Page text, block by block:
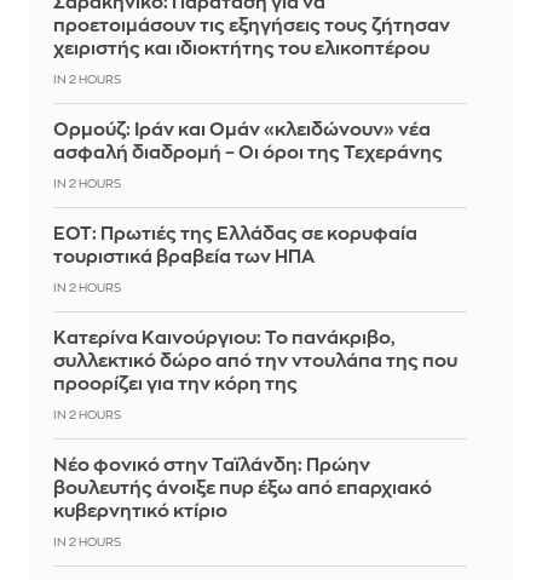
προετοιμάσουν τις εξηγήσεις τους ζήτησαν
χειριστής και ιδιοκτήτης του ελικοπτέρου
IN 2 HOURS
Ορμούζ: Ιράν και Ομάν «κλειδώνουν» νέα
ασφαλή διαδρομή – Οι όροι της Τεχεράνης
IN 2 HOURS
ΕΟΤ: Πρωτιές της Ελλάδας σε κορυφαία
τουριστικά βραβεία των ΗΠΑ
IN 2 HOURS
Κατερίνα Καινούργιου: Το πανάκριβο,
συλλεκτικό δώρο από την ντουλάπα της που
προορίζει για την κόρη της
IN 2 HOURS
Νέο φονικό στην Ταϊλάνδη: Πρώην
βουλευτής άνοιξε πυρ έξω από επαρχιακό
κυβερνητικό κτίριο
IN 2 HOURS